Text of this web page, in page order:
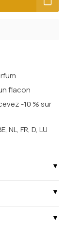
flacon
-10 % sur
NL, FR, D, LU